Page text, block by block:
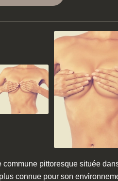
commune pittoresque située
connue pour son